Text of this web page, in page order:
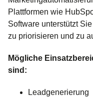
Plattformen wie
Software unterstützt
zu priorisieren und zu
Mögliche
sind:
Leadgenerierung